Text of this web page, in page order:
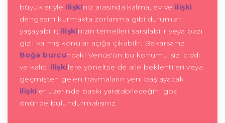
büyükleriyle ilişkiniz arasında kalma, ev ve ilişki
dengesini kurmakta zorlanma gibi durumlar
yaşayabilir; ilişkinizin temelleri sarsılabilir veya bazı
gizli kalmış konular açığa çıkabilir. Bekarsanız,
Boğa burcundaki Venüs'ün bu konumu sizi ciddi
ve kalıcı ilişkilere yöneltse de aile beklentileri veya
geçmişten gelen travmaların yeni başlayacak
ilişkiler üzerinde baskı yaratabileceğini göz
önünde bulundurmalısınız.